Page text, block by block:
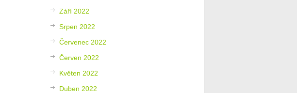
Září 2022
Srpen 2022
Červenec 2022
Červen 2022
Květen 2022
Duben 2022